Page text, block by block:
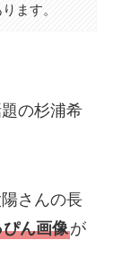
ます。
の杉浦希
さんの長
ぴん画像が